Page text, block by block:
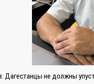
Дагестанцы не должны